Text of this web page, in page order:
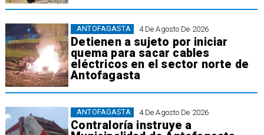
4 De Agosto De 2026
Detienen a sujeto por iniciar
quema para sacar cables
eléctricos en el sector norte de
Antofagasta
ANTOFAGASTA
4 De Agosto De 2026
Contraloría instruye a
ANTOFAGASTA